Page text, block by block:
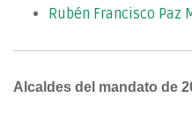
Rubén Francisco Paz
Alcaldes del mandato de